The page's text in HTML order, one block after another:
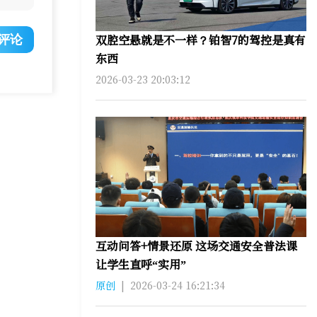
论
双腔空悬就是不一样？铂智7的驾控是真有
东西
2026-03-23 20:03:12
互动问答+情景还原 这场交通安全普法课
让学生直呼“实用”
原创 | 2026-03-24 16:21:34